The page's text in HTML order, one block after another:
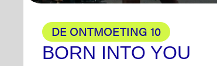
DE ONTMOETING 10
BORN INTO YOU